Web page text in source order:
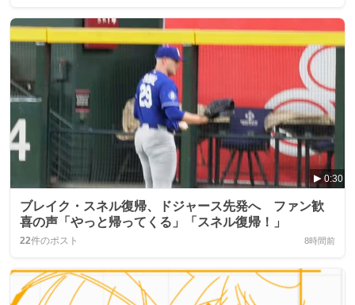
0:30
ブレイク・スネル復帰、ドジャース先発へ ファン歓
喜の声「やっと帰ってくる」「スネル復帰！」
22件のポスト 8時間前